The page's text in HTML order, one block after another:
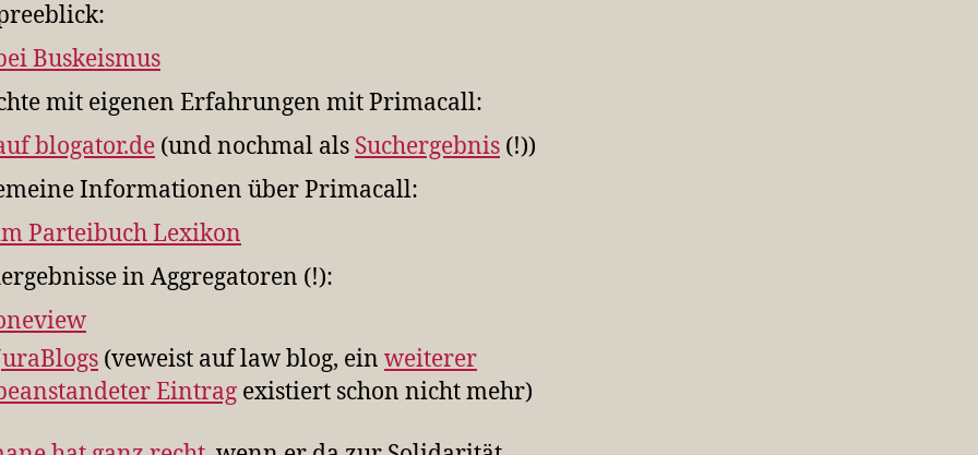
Buskeismus
mit eigenen Erfahrungen mit Primacall:
blogator.de (und nochmal als Suchergebnis (!))
Informationen über Primacall:
Parteibuch Lexikon
in Aggregatoren (!):
(veweist auf law blog, ein weiterer
Eintrag existiert schon nicht mehr)